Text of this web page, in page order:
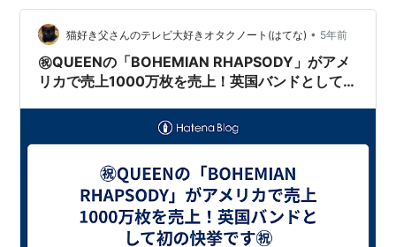
猫好き父さんのテレビ大好きオタクノート(はてな) • 5年前
㊗️QUEENの「BOHEMIAN RHAPSODY」がアメ
リカで売上1000万枚を売上！英国バンドとして初